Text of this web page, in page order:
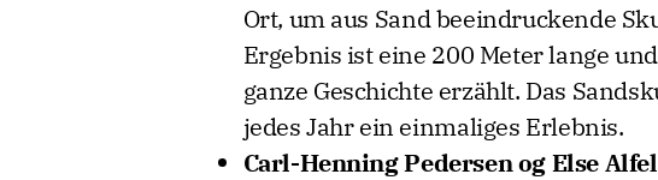
Ort, um aus Sand beeindruckende
Ergebnis ist eine 200 Meter lange
ganze Geschichte erzählt. Das
jedes Jahr ein einmaliges Erlebnis.
Carl-Henning Pedersen og Else